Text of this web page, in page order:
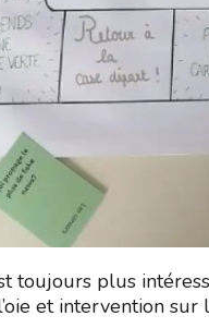
toujours plus
et intervention sur